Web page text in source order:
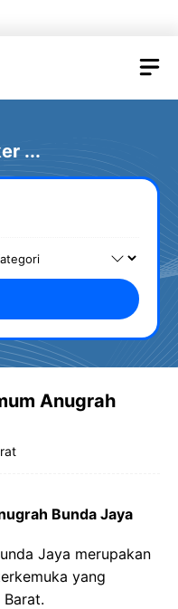
...
Anugrah
Bunda Jaya
Jaya merupakan
yang